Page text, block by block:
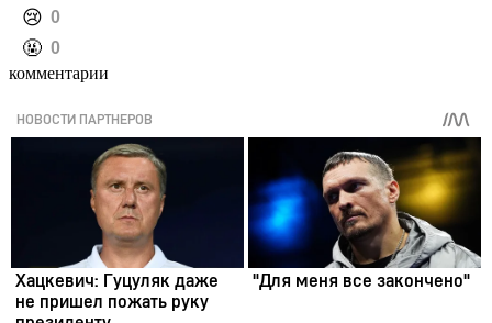
️😢 0
️🤬 0
комментарии